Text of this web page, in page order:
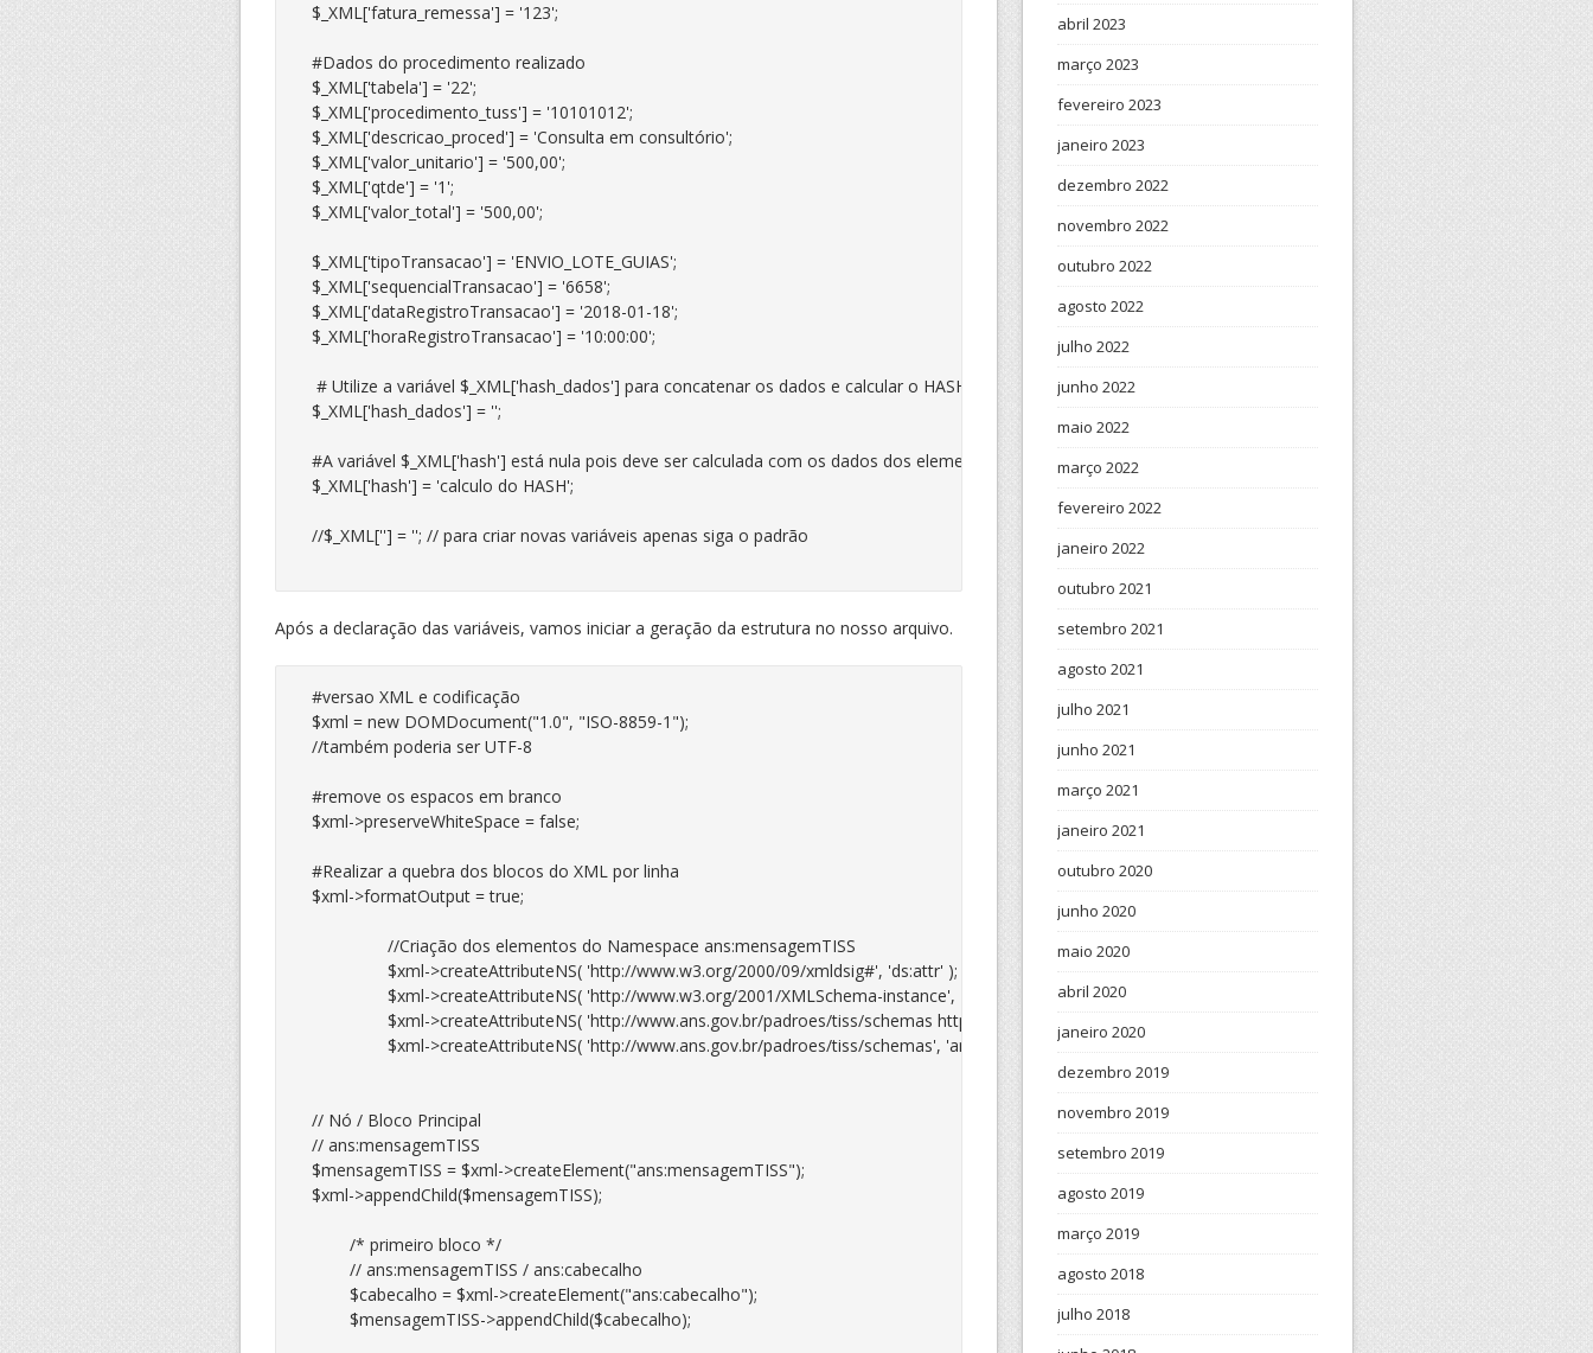
$_XML['fatura_remessa'] = '123';
#Dados do procedimento realizado
$_XML['tabela'] = '22';
$_XML['procedimento_tuss'] = '10101012';
$_XML['descricao_proced'] = 'Consulta em consultório';
$_XML['valor_unitario'] = '500,00';
$_XML['qtde'] = '1';
$_XML['valor_total'] = '500,00';
$_XML['tipoTransacao'] = 'ENVIO_LOTE_GUIAS';
$_XML['sequencialTransacao'] = '6658';
$_XML['dataRegistroTransacao'] = '2018-01-18';
$_XML['horaRegistroTransacao'] = '10:00:00';
# Utilize a variável $_XML['hash_dados'] para concatenar os dados e calcular o HASH antes do terceiro bloco
$_XML['hash_dados'] = '';
#A variável $_XML['hash'] está nula pois deve ser calculada com os dados dos elementos(tags) do XML
$_XML['hash'] = 'calculo do HASH';
//$_XML[''] = ''; // para criar novas variáveis apenas siga o padrão
Após a declaração das variáveis, vamos iniciar a geração da estrutura no nosso arquivo.
#versao XML e codificação
$xml = new DOMDocument("1.0", "ISO-8859-1");
//também poderia ser UTF-8
#remove os espacos em branco
$xml->preserveWhiteSpace = false;
#Realizar a quebra dos blocos do XML por linha
$xml->formatOutput = true;
// Nó / Bloco Principal
// ans:mensagemTISS
$mensagemTISS = $xml->createElement("ans:mensagemTISS");
$xml->appendChild($mensagemTISS);
abril 2023
março 2023
fevereiro 2023
janeiro 2023
dezembro 2022
novembro 2022
outubro 2022
agosto 2022
julho 2022
junho 2022
maio 2022
março 2022
fevereiro 2022
janeiro 2022
outubro 2021
setembro 2021
agosto 2021
julho 2021
junho 2021
março 2021
janeiro 2021
outubro 2020
junho 2020
maio 2020
abril 2020
janeiro 2020
dezembro 2019
novembro 2019
setembro 2019
agosto 2019
março 2019
agosto 2018
julho 2018